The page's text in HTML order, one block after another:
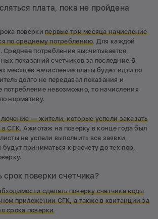
плата, пока не пройдена
поверкипервые три месяца начисление
по среднему потреблению. Для каждой
Среднее потребление высчитывается,
показаний счетчиков за последние 6
месяцев начисление платы будет идти по
долго не передавал показания и
потребление невозможно, то начисления
нормативу.
— жители, которые успели заказать
в СГК. Ажиотаж на поверку в конце года был
не успели выполнить все заявки,
приниматься к расчету до тех пор,
срок поверки счетчика?
сделать поверку счетчика воды
приложении СГК, а также в квитанции за
срока поверки.